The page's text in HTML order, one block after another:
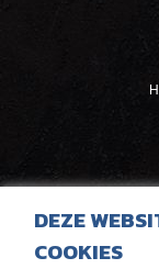
DEZE
COOKIES